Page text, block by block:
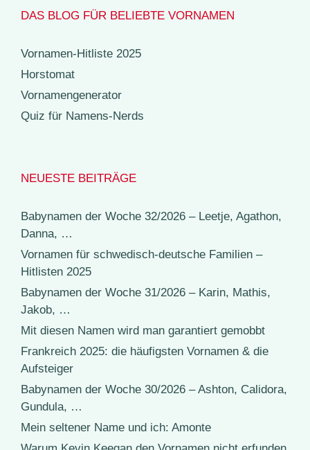
DAS BLOG FÜR BELIEBTE VORNAMEN
Vornamen-Hitliste 2025
Horstomat
Vornamengenerator
Quiz für Namens-Nerds
NEUESTE BEITRÄGE
Babynamen der Woche 32/2026 – Leetje, Agathon,
Danna, …
Vornamen für schwedisch-deutsche Familien –
Hitlisten 2025
Babynamen der Woche 31/2026 – Karin, Mathis,
Jakob, …
Mit diesen Namen wird man garantiert gemobbt
Frankreich 2025: die häufigsten Vornamen & die
Aufsteiger
Babynamen der Woche 30/2026 – Ashton, Calidora,
Gundula, …
Mein seltener Name und ich: Amonte